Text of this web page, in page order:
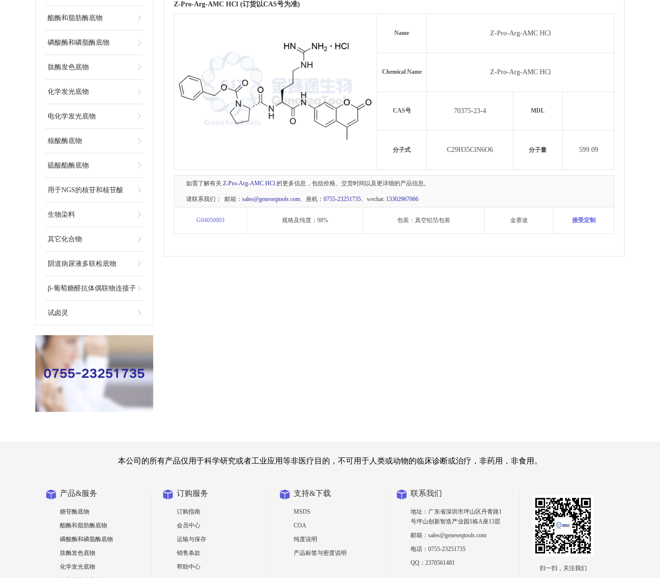
酯酶和脂肪酶底物
磷酸酶和磷脂酶底物
肽酶发色底物
化学发光底物
电化学发光底物
核酸酶底物
硫酸酯酶底物
用于NGS的核苷和核苷酸
生物染料
其它化合物
阴道病尿液多联检底物
β-葡萄糖醛抗体偶联物连接子
试卤灵
Z-Pro-Arg-AMC HCl (订货以CAS号为准)
Name Z-Pro-Arg-AMC HCl
Chemical Name Z-Pro-Arg-AMC HCl
CAS号 70375-23-4 MDL
分子式 C29H35ClN6O6 分子量 599.09
如需了解有关 Z-Pro-Arg-AMC HCl 的更多信息，包括价格、交货时间以及更详细的产品信息。
请联系我们： 邮箱： sales@geneseqtools.com、座机： 0755-23251735、wechat: 13302967066
G04050003 规格及纯度：98% 包装：真空铝箔包装 金赛途 接受定制
本公司的所有产品仅用于科学研究或者工业应用等非医疗目的，不可用于人类或动物的临床诊断或治疗，非药用，非食用。
产品&服务
糖苷酶底物
酯酶和脂肪酶底物
磷酸酶和磷脂酶底物
肽酶发色底物
化学发光底物
订购服务
订购指南
会员中心
运输与保存
销售条款
帮助中心
支持&下载
MSDS
COA
纯度说明
产品标签与密度说明
联系我们
地址：广东省深圳市坪山区丹青路1
号坪山创新智造产业园1栋A座13层
邮箱：sales@geneseqtools.com
电话：0755-23251735
QQ：2370561481
扫一扫，关注我们